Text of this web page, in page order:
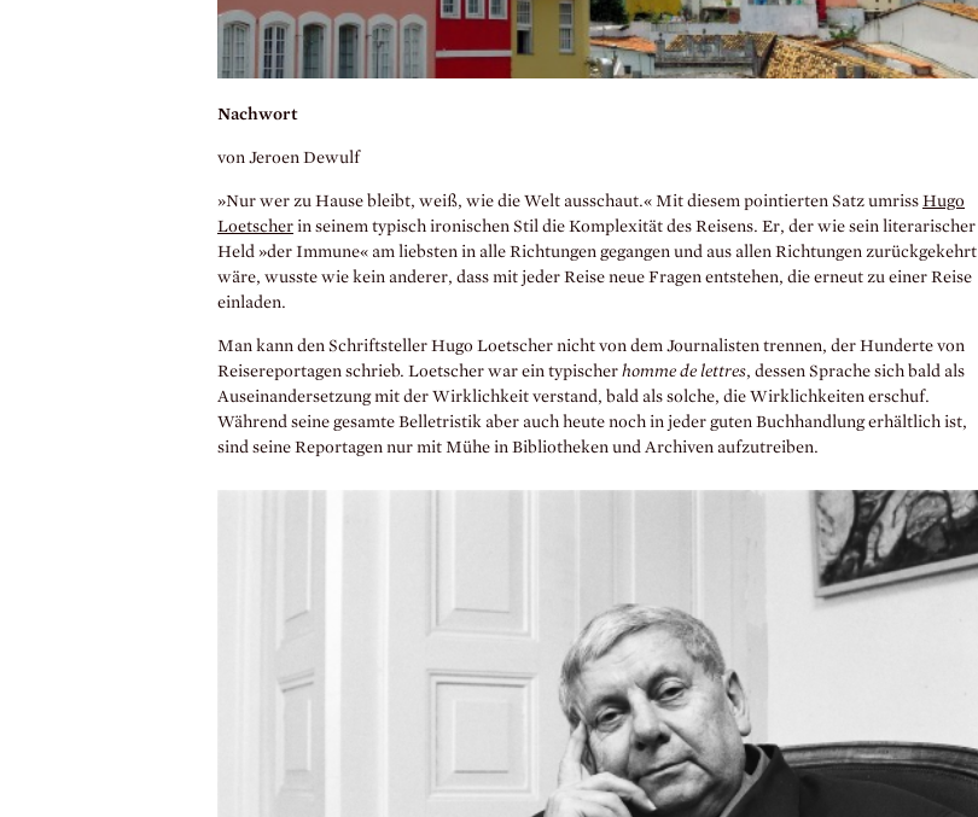
Nachwort
von Jeroen Dewulf
»Nur wer zu Hause bleibt, weiß, wie die Welt ausschaut.« Mit diesem pointierten Satz umriss Hugo
Loetscher in seinem typisch ironischen Stil die Komplexität des Reisens. Er, der wie sein literarischer
Held »der Immune« am liebsten in alle Richtungen gegangen und aus allen Richtungen zurückgekehrt
wäre, wusste wie kein anderer, dass mit jeder Reise neue Fragen entstehen, die erneut zu einer Reise
einladen.
Man kann den Schriftsteller Hugo Loetscher nicht von dem Journalisten trennen, der Hunderte von
Reisereportagen schrieb. Loetscher war ein typischer homme de lettres, dessen Sprache sich bald als
Auseinandersetzung mit der Wirklichkeit verstand, bald als solche, die Wirklichkeiten erschuf.
Während seine gesamte Belletristik aber auch heute noch in jeder guten Buchhandlung erhältlich ist,
sind seine Reportagen nur mit Mühe in Bibliotheken und Archiven aufzutreiben.